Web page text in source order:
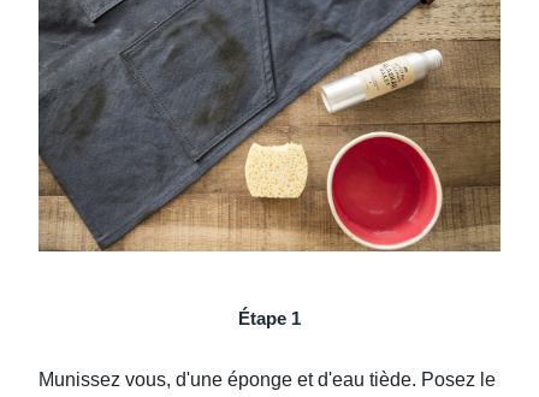
Étape 1
Munissez vous, d'une éponge et d'eau tiède. Posez le